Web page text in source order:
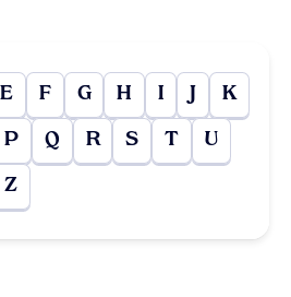
E F G H I J K
P Q R S T U
Z